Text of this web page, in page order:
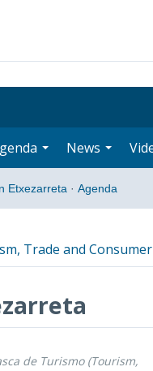
News
Etxezarreta · Agenda
Trade and Consumer
de Turismo (Tourism,